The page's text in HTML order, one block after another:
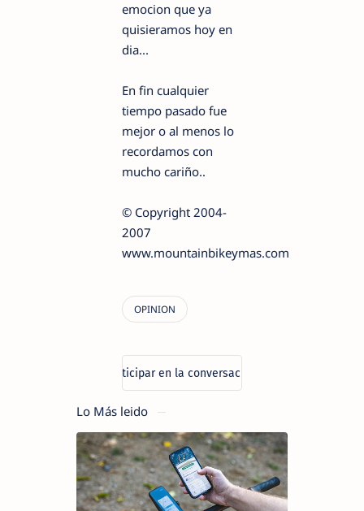
emocion que ya
quisieramos hoy en
dia...
En fin cualquier
tiempo pasado fue
mejor o al menos lo
recordamos con
mucho cariño..
© Copyright 2004-
2007
www.mountainbikeymas.com
Lo Más leido